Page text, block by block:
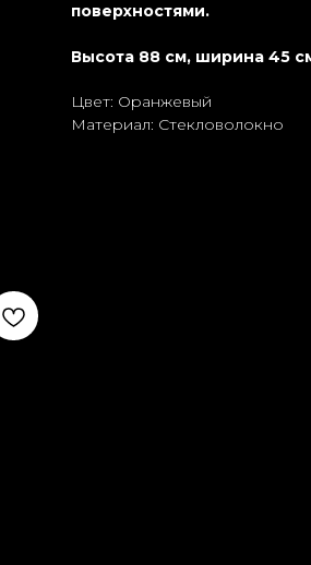
поверхностями.
Высота 88 см, ширина 45
Цвет: Оранжевый
Материал: Стекловолокно